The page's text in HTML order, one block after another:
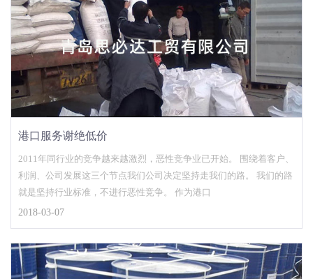
港口服务谢绝低价
2011年同行业的竞争越来越激烈，恶性竞争业已开始。 围绕着客户、
利润、公司发展这三个节点我们公司决定坚持走我们的路。 我们的路
就是坚持行业标准，不进行恶性竞争。 作为港口
2018-03-07